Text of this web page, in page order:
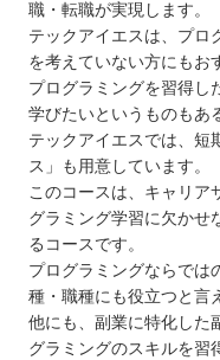
職・転職が実現します。
テックアイエスは、プロ
を考えていない方にもお
プログラミングを習得し
学びたいというものもあ
テックアイエスでは、短
ス」も用意しています。
このコースは、キャリア
グラミング学習に欠かせ
るコースです。
プログラミングならでは
種・職種にも役立つと言
他にも、副業に特化した
グラミングのスキルを習